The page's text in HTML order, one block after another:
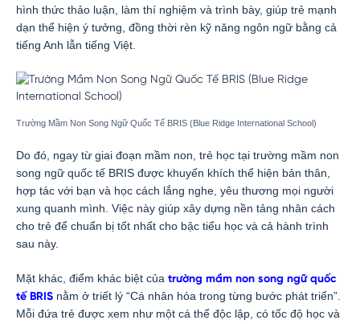
hình thức thảo luận, làm thí nghiệm và trình bày, giúp trẻ mạnh
dạn thể hiện ý tưởng, đồng thời rèn kỹ năng ngôn ngữ bằng cả
tiếng Anh lẫn tiếng Việt.
Trường Mầm Non Song Ngữ Quốc Tế BRIS (Blue Ridge International School)
Do đó, ngay từ giai đoạn mầm non, trẻ học tại trường mầm non
song ngữ quốc tế BRIS được khuyến khích thể hiện bản thân,
hợp tác với bạn và học cách lắng nghe, yêu thương mọi người
xung quanh mình. Việc này giúp xây dựng nền tảng nhân cách
cho trẻ để chuẩn bị tốt nhất cho bậc tiểu học và cả hành trình
sau này.
Mặt khác, điểm khác biệt của trường mầm non song ngữ quốc
tế BRIS nằm ở triết lý “Cá nhân hóa trong từng bước phát triển”.
Mỗi đứa trẻ được xem như một cá thể độc lập, có tốc độ học và